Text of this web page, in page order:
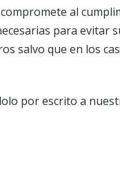
compromete al
para evitar
salvo que en los
por escrito a